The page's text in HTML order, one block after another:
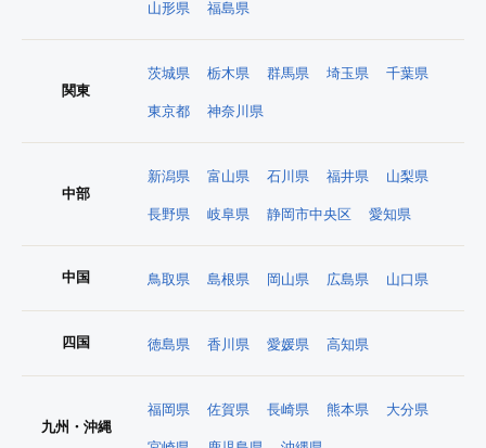
山形県 福島県
関東
茨城県 栃木県 群馬県 埼玉県 千葉県
東京都 神奈川県
中部
新潟県 富山県 石川県 福井県 山梨県
長野県 岐阜県 静岡市中央区 愛知県
中国 鳥取県 島根県 岡山県 広島県 山口県
四国 徳島県 香川県 愛媛県 高知県
九州・沖縄
福岡県 佐賀県 長崎県 熊本県 大分県